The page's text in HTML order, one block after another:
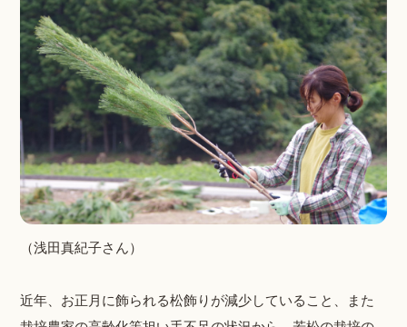
（浅田真紀子さん）
近年、お正月に飾られる松飾りが減少していること、また